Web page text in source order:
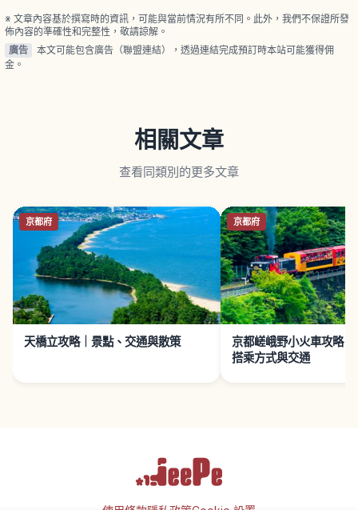
5條路線。
※ 文章內容基於撰寫時的資訊，可能與當前情況有所不同。此外，我們不保證所發
佈內容的準確性和完整性，敬請諒解。
廣告
本文可能包含廣告（聯盟連結），透過連結完成預訂時本站可能獲得佣
金。
相關文章
查看同類別的更多文章
京都府
天橋立攻略｜景點、交通與散策
京都府
京都嵯峨野小火車攻略
搭乘方式與交通